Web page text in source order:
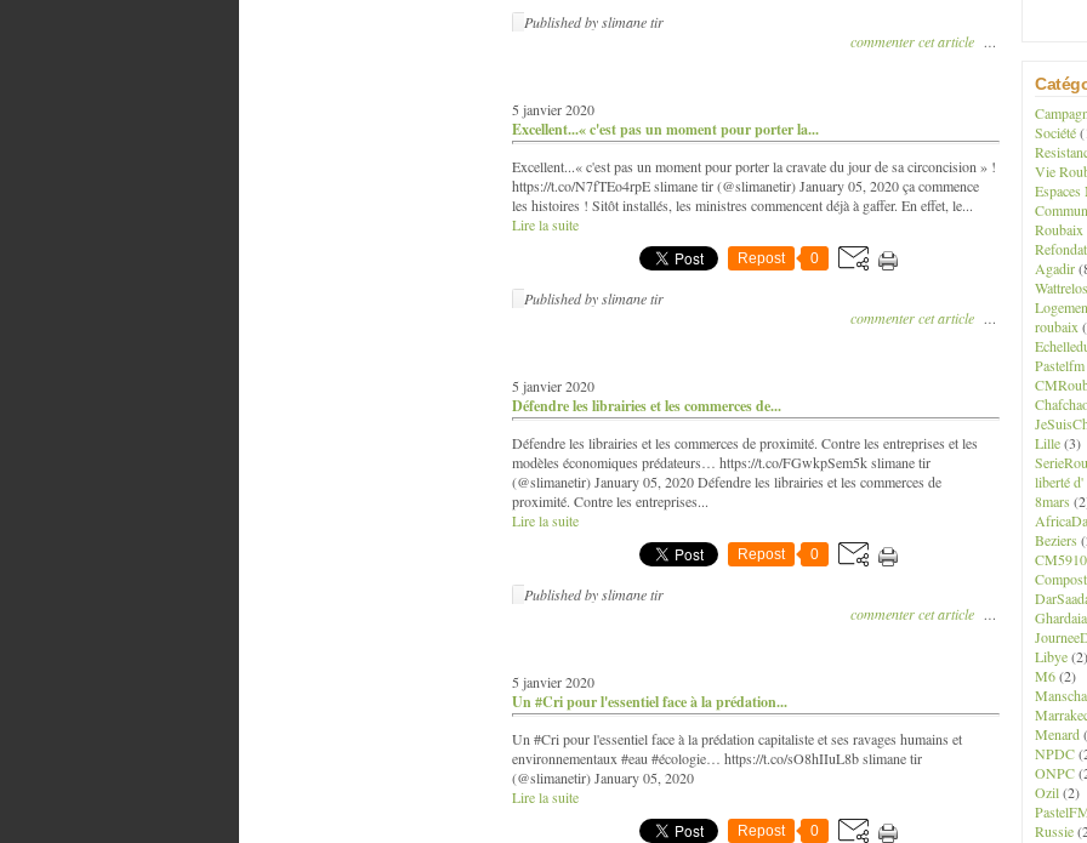
Published by slimane tir
commenter cet article …
5 janvier 2020
Excellent...« c'est pas un moment pour porter la...
Excellent...« c'est pas un moment pour porter la cravate du jour de sa circoncision » !
https://t.co/N7fTEo4rpE slimane tir (@slimanetir) January 05, 2020 ça commence
les histoires ! Sitôt installés, les ministres commencent déjà à gaffer. En effet, le...
Lire la suite
Repost 0
Published by slimane tir
commenter cet article …
5 janvier 2020
Défendre les librairies et les commerces de...
Défendre les librairies et les commerces de proximité. Contre les entreprises et les
modèles économiques prédateurs… https://t.co/FGwkpSem5k slimane tir
(@slimanetir) January 05, 2020 Défendre les librairies et les commerces de
proximité. Contre les entreprises...
Lire la suite
Repost 0
Published by slimane tir
commenter cet article …
5 janvier 2020
Un #Cri pour l'essentiel face à la prédation...
Un #Cri pour l'essentiel face à la prédation capitaliste et ses ravages humains et
environnementaux #eau #écologie… https://t.co/sO8hIIuL8b slimane tir
(@slimanetir) January 05, 2020
Lire la suite
Repost 0
Société
Vie
Espaces
Roubaix
Agadir
Wattrelos
roubaix
Pastelfm
Lille(3)
liberté d'
8mars
Beziers
Ghardaia
Libye(2)
M6(2)
Menard
NPDC
ONPC
Ozil(2)
Russie